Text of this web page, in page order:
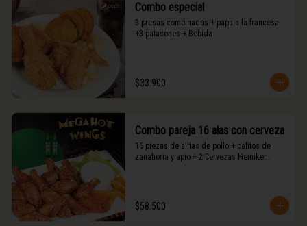
Combo especial
3 presas combinadas + papa a la francesa
+3 patacones + Bebida
$33.900
Combo pareja 16 alas con cerveza
16 piezas de alitas de pollo + palitos de
zanahoria y apio + 2 Cervezas Heiniken.
$58.500